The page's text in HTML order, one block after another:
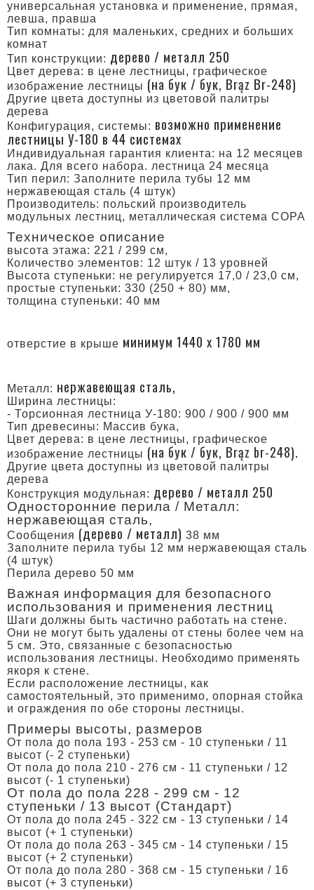
универсальная установка и применение, прямая,
левша, правша
Тип комнаты: для маленьких, средних и больших
комнат
Тип конструкции: дерево / металл 250
Цвет дерева: в цене лестницы, графическое
изображение лестницы (на бук / бук, Brąz Br-248)
Другие цвета доступны из цветовой палитры
дерева
Конфигурация, системы: возможно применение
лестницы У-180 в 44 системах
Индивидуальная гарантия клиента: на 12 месяцев
лака. Для всего набора. лестница 24 месяца
Тип перил: Заполните перила тубы 12 мм
нержавеющая сталь (4 штук)
Производитель: польский производитель
модульных лестниц, металлическая система COPA
Техническое описание
высота этажа: 221 / 299 см,
Количество элементов: 12 штук / 13 уровней
Высота ступеньки: не регулируется 17,0 / 23,0 см,
простые ступеньки: 330 (250 + 80) мм,
толщина ступеньки: 40 мм
отверстие в крыше минимум 1440 x 1780 мм
Металл: нержавеющая сталь,
Ширина лестницы:
- Торсионная лестница У-180: 900 / 900 / 900 мм
Тип древесины: Массив бука,
Цвет дерева: в цене лестницы, графическое
изображение лестницы (на бук / бук, Brąz br-248).
Другие цвета доступны из цветовой палитры
дерева
Конструкция модульная: дерево / металл 250
Односторонние перила / Металл:
нержавеющая сталь,
Cообщения (дерево / металл) 38 мм
Заполните перила тубы 12 мм нержавеющая сталь
(4 штук)
Перила деревo 50 мм
Важная информация для безопасного
использования и применения лестниц
Шаги должны быть частично работать на стене.
Они не могут быть удалены от стены более чем на
5 см. Это, связанные с безопасностью
использования лестницы. Необходимо применять
якоря к стене.
Если расположение лестницы, как
самостоятельный, это применимо, опорная стойка
и ограждения по обе стороны лестницы.
Примеры высоты, размеров
От пола до пола 193 - 253 см - 10 ступеньки / 11
высот (- 2 ступеньки)
От пола до пола 210 - 276 см - 11 ступеньки / 12
высот (- 1 ступеньки)
От пола до пола 228 - 299 см - 12
ступеньки / 13 высот (Cтандарт)
От пола до пола 245 - 322 см - 13 ступеньки / 14
высот (+ 1 ступеньки)
От пола до пола 263 - 345 см - 14 ступеньки / 15
высот (+ 2 ступеньки)
От пола до пола 280 - 368 см - 15 ступеньки / 16
высот (+ 3 ступеньки)